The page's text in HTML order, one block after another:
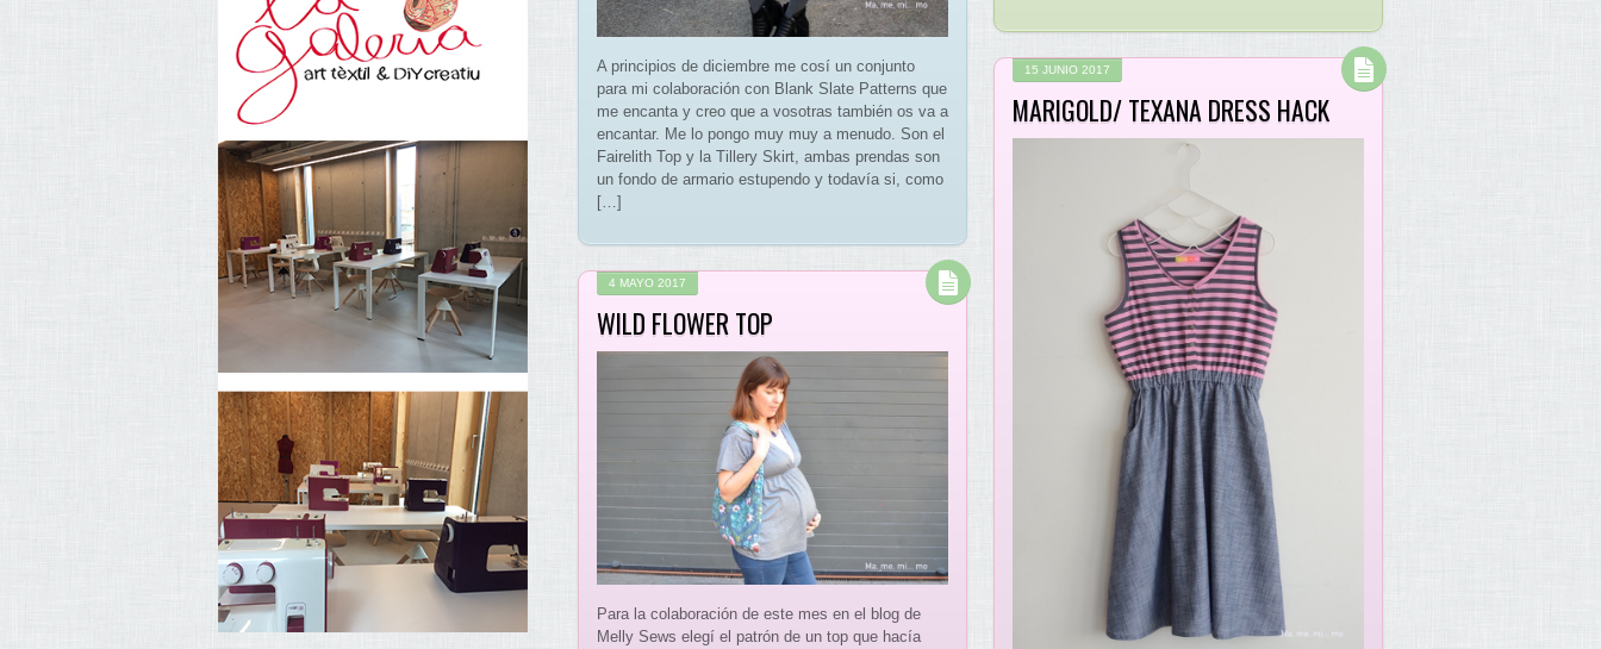
A principios de diciembre me cosí un conjunto
para mi colaboración con Blank Slate Patterns que
me encanta y creo que a vosotras también os va a
encantar. Me lo pongo muy muy a menudo. Son el
Fairelith Top y la Tillery Skirt, ambas prendas son
un fondo de armario estupendo y todavía si, como
[…]
15 JUNIO 2017
MARIGOLD/ TEXANA DRESS HACK
4 MAYO 2017
WILD FLOWER TOP
Para la colaboración de este mes en el blog de
Melly Sews elegí el patrón de un top que hacía